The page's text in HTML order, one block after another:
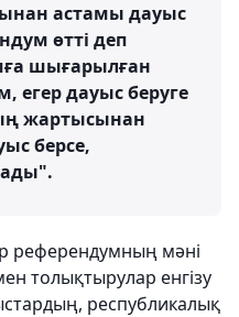
астамы дауыс
өтті деп
шығарылған
дауыс беруге
жартысынан
берсе,
референдумның мәні
толықтырулар енгізу
республикалық